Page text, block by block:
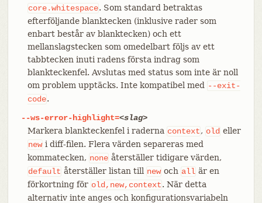
core.whitespace. Som standard betraktas
efterföljande blanktecken (inklusive rader som
enbart består av blanktecken) och ett
mellanslagstecken som omedelbart följs av ett
tabbtecken inuti radens första indrag som
blankteckenfel. Avslutas med status som inte är noll
om problem upptäcks. Inte kompatibel med
--exit-
code.
--ws-error-highlight=<slag>
Markera blankteckenfel i raderna context, old eller
newi diff-filen. Flera värden separeras med
kommatecken, none återställer tidigare värden,
default återställer listan till newoch all är en
förkortning för old,new,context. När detta
alternativ inte anges och konfigurationsvariabeln